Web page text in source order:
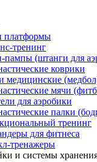
платформы
тренинг
пампы (штанги для
коврики
медицинские
мячи
для аэробики
палки
тренинг
для фитнеса
тренажеры
и системы